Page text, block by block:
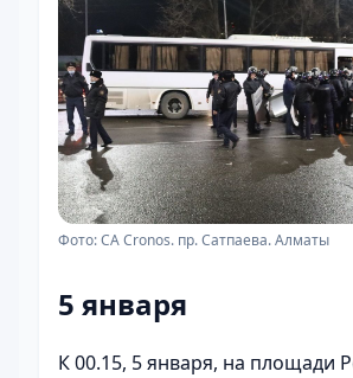
Фото: CA Cronos. пр. Сатпаева. Алматы
5 января
К 00.15, 5 января, на площади